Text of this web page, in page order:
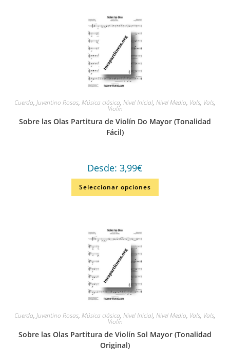
Cuerda, Juventino Rosas, Música clásica, Nivel Inicial, Nivel Medio, Vals, Vals,
Violín
Sobre las Olas Partitura de Violín Do Mayor (Tonalidad
Fácil)
Desde: 3,99€
Seleccionar opciones
Cuerda, Juventino Rosas, Música clásica, Nivel Inicial, Nivel Medio, Vals, Vals,
Violín
Sobre las Olas Partitura de Violín Sol Mayor (Tonalidad
Original)